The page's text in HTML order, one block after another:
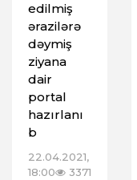
edilmiş
ərazilərə
dəymiş
ziyana
dair
portal
hazırlanı
b
22.04.2021,
18:00
3371